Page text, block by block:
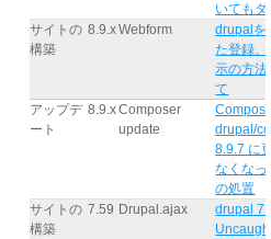
いてもダ
サイトの
構築
8.9.xWebform
drupalを
た登録
示の方
て
アップデ
ート
8.9.xComposer
update
drupal/
8.9.7 に
なくな
の処置
サイトの
構築
7.59 Drupal.ajax
drupal 7